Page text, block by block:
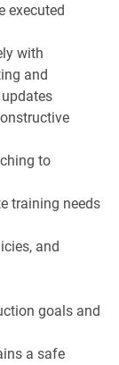
executed
with
and
to
training needs
and
goals and
a safe